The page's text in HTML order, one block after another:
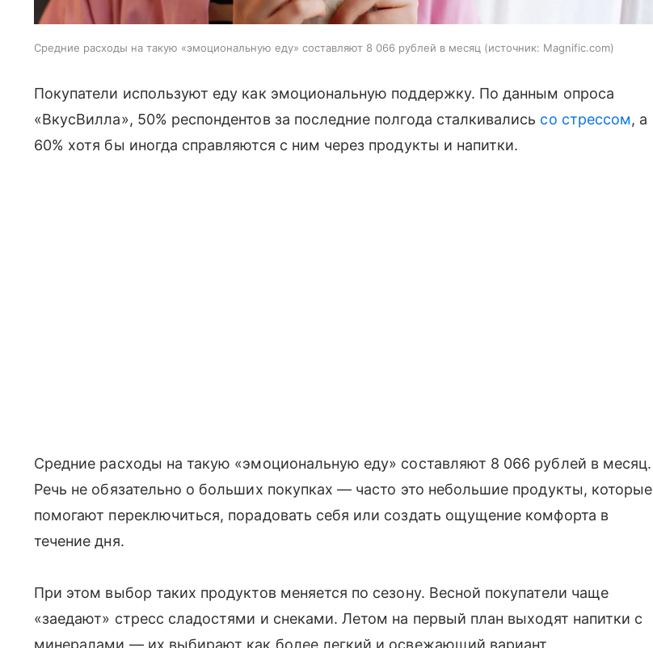
Средние расходы на такую «эмоциональную еду» составляют 8 066 рублей в месяц источник: Magnific.com
Покупатели используют еду как эмоциональную поддержку. По данным опроса
«ВкусВилла», 50% респондентов за последние полгода сталкивались со стрессом, а
60% хотя бы иногда справляются с ним через продукты и напитки.
Средние расходы на такую «эмоциональную еду» составляют 8 066 рублей в месяц.
Речь не обязательно о больших покупках — часто это небольшие продукты, которые
помогают переключиться, порадовать себя или создать ощущение комфорта в
течение дня.
При этом выбор таких продуктов меняется по сезону. Весной покупатели чаще
«заедают» стресс сладостями и снеками. Летом на первый план выходят напитки с
минералами — их выбирают как более легкий и освежающий вариант.